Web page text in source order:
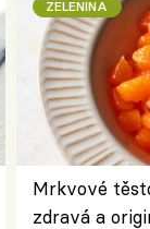
ZELENINA
Mrkvové
zdravá a